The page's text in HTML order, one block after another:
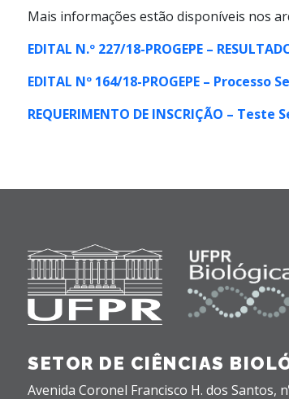
Mais informações estão disponíveis nos
EDITAL N.º 227/18-PROGEPE –
EDITAL Nº 164/18-PROGEPE –
REQUERIMENTO DE INSCRIÇÃO – Teste
SETOR DE CIÊNCIAS
Avenida Coronel Francisco H. dos Santos,